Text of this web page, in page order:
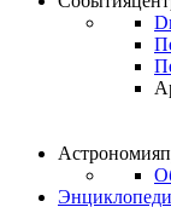
Астрономия